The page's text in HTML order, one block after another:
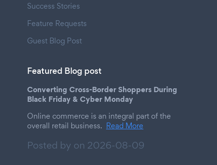
Success Stories
Feature Requests
Guest Blog Post
Featured Blog post
Converting Cross-Border Shoppers During
Black Friday & Cyber Monday
Online commerce is an integral part of the
overall retail business. Read More
Posted by on 2026-08-09